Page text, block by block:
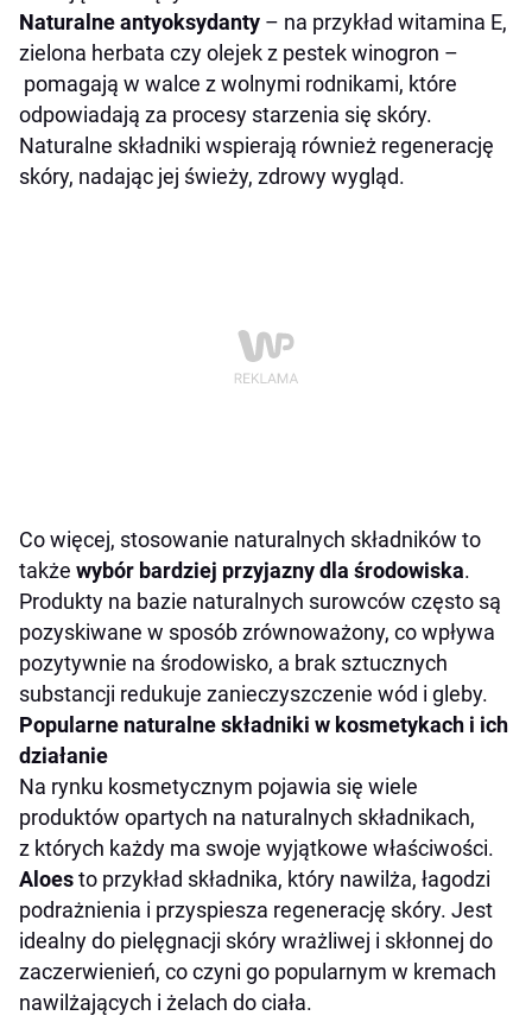
Naturalne antyoksydanty – na przykład witamina E,
zielona herbata czy olejek z pestek winogron –
pomagają w walce z wolnymi rodnikami, które
odpowiadają za procesy starzenia się skóry.
Naturalne składniki wspierają również regenerację
skóry, nadając jej świeży, zdrowy wygląd.
Co więcej, stosowanie naturalnych składników to
także wybór bardziej przyjazny dla środowiska.
Produkty na bazie naturalnych surowców często są
pozyskiwane w sposób zrównoważony, co wpływa
pozytywnie na środowisko, a brak sztucznych
substancji redukuje zanieczyszczenie wód i gleby.
Popularne naturalne składniki w kosmetykach i ich
działanie
Na rynku kosmetycznym pojawia się wiele
produktów opartych na naturalnych składnikach,
z których każdy ma swoje wyjątkowe właściwości.
Aloesto przykład składnika, który nawilża, łagodzi
podrażnienia i przyspiesza regenerację skóry. Jest
idealny do pielęgnacji skóry wrażliwej i skłonnej do
zaczerwienień, co czyni go popularnym w kremach
nawilżających i żelach do ciała.